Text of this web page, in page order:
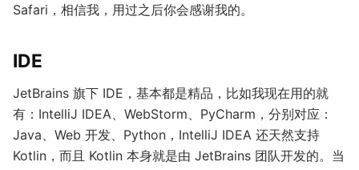
Safari，相信我，用过之后你会感谢我的。
IDE
JetBrains 旗下 IDE，基本都是精品，比如我现在用的就
有：IntelliJ IDEA、WebStorm、PyCharm，分别对应：
Java、Web 开发、Python，IntelliJ IDEA 还天然支持
Kotlin，而且 Kotlin 本身就是由 JetBrains 团队开发的。当